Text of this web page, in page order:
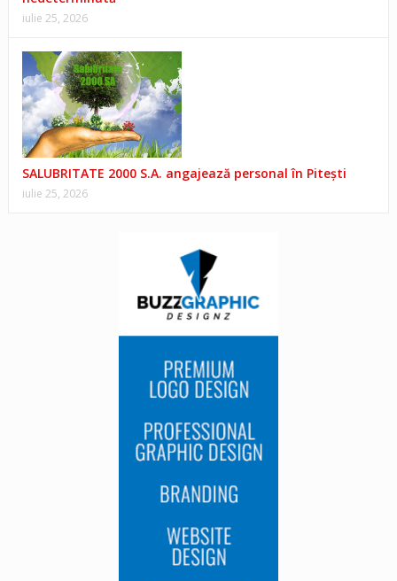
iulie 25, 2026
SALUBRITATE 2000 S.A. angajează personal în Pitești
iulie 25, 2026